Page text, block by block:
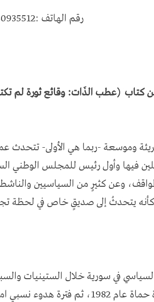
رقم الهاتف :05050935512
كتاب(عطب الذَات: وقائع ثورة لم تكتمل ..
وموسعة -ربما هي الأولى- تتحدث
فيها وأول رئيس للمجلس
وعن كثيرٍ من السياسيين
يتحدثُ إلى صديقٍ خاص في لحظة
في سورية خلال الستينيات
في عام 1979 وانتهت بمجزرة حماة